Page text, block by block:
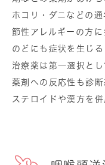
ホコリ・ダニなどの
節性アレルギーの方
のどにも症状を生じる
治療薬は第一選択と
薬剤への反応性も診
ステロイドや漢方を